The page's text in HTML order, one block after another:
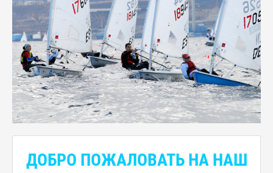
ДОБРО ПОЖАЛОВАТЬ НА НАШ